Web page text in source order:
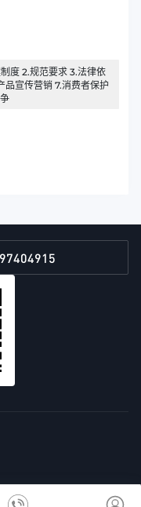
度 2.规范要求 3.法律依
品宣传营销 7.消费者保护